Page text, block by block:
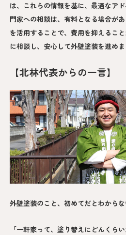
は、これらの情報を基に、最適なア
門家への相談は、有料となる場合が
を活用することで、費用を抑えるこ
に相談し、安心して外壁塗装を進めま
【北林代表からの一言】
外壁塗装のこと、初めてだとわからな
「一軒家って、塗り替えにどんくら